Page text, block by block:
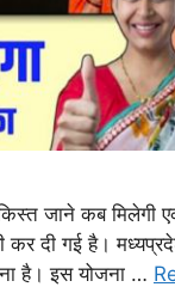
जाने कब मिलेगी
कर दी गई है।
है। इस योजना …